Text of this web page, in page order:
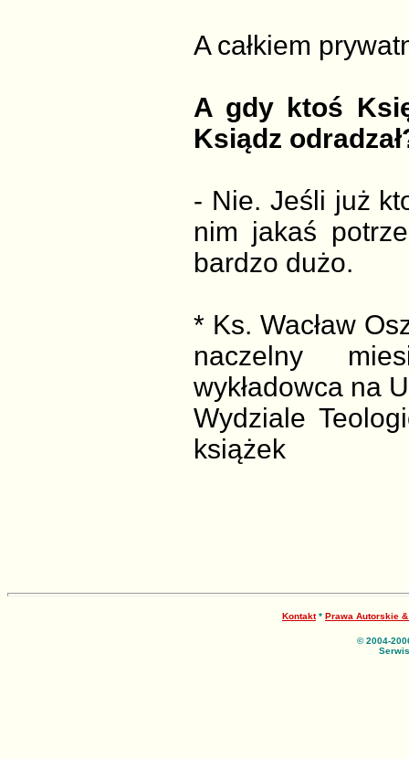
A całkiem
A gdy ktoś
Ksiądz
- Nie. Jeśli już
nim jakaś
bardzo dużo.
* Ks. Wacław
naczelny
wykładowca na
Wydziale
książek
Kontakt* Prawa Autorskie &
© 2004-